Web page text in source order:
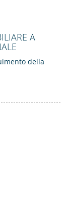
A
della